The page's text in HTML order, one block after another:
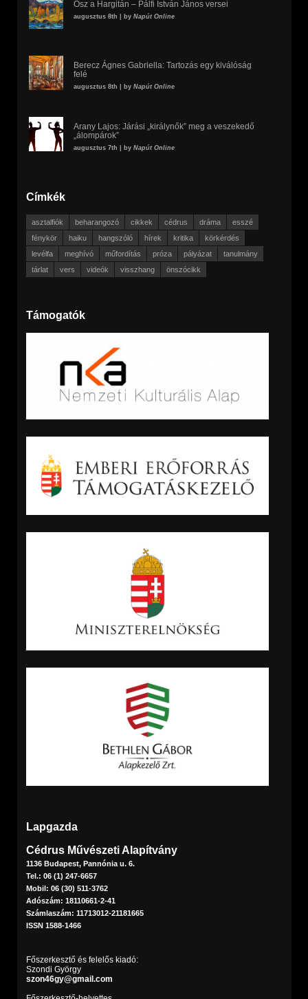
Ősz a Hargitán – Pálfi István János versei
augusztus 8th | by Napút Online
Berecz Ágnes Gabriella: Tartozás egy kiválóság
felé
augusztus 8th | by Napút Online
Arany Lajos: Járási „királynők” meg a veszekedő
„álompárok”
augusztus 7th | by Napút Online
Címkék
asztalfiók beharangozó cikkek cédrus dráma
esszé
fénykör
haiku hangszóló hírek kritika
körkérdés
levélfa
meghívó műfordítás próza pályázat
tanulmány
tárlat
vers videók visszhang önszócikk
Támogatók
Lapgazda
Cédrus Művészeti Alapítvány
1136 Budapest, Pannónia u. 6.
Tel.: 06 (1) 247-6657
Mobil: 06 (30) 511-3762
Adószám: 18110661-2-41
Számlaszám: 11713012-21181665
ISSN 1588-1466
Főszerkesztő és felelős kiadó:
Szondi György
szon46gy@gmail.com